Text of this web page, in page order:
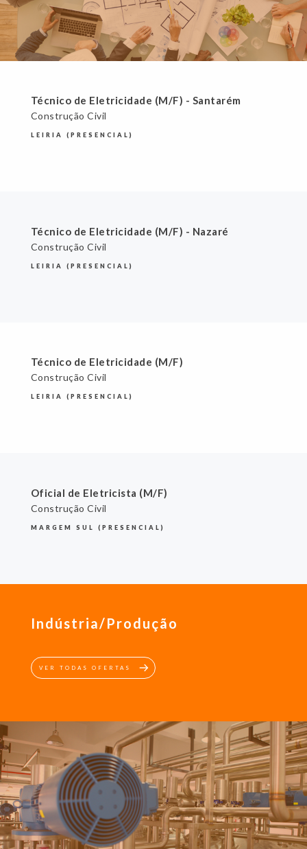
Técnico de Eletricidade (M/F) - Santarém
Construção Civil
LEIRIA (PRESENCIAL)
Técnico de Eletricidade (M/F) - Nazaré
Construção Civil
LEIRIA (PRESENCIAL)
Técnico de Eletricidade (M/F)
Construção Civil
LEIRIA (PRESENCIAL)
Oficial de Eletricista (M/F)
Construção Civil
MARGEM SUL (PRESENCIAL)
Indústria/Produção
VER TODAS OFERTAS